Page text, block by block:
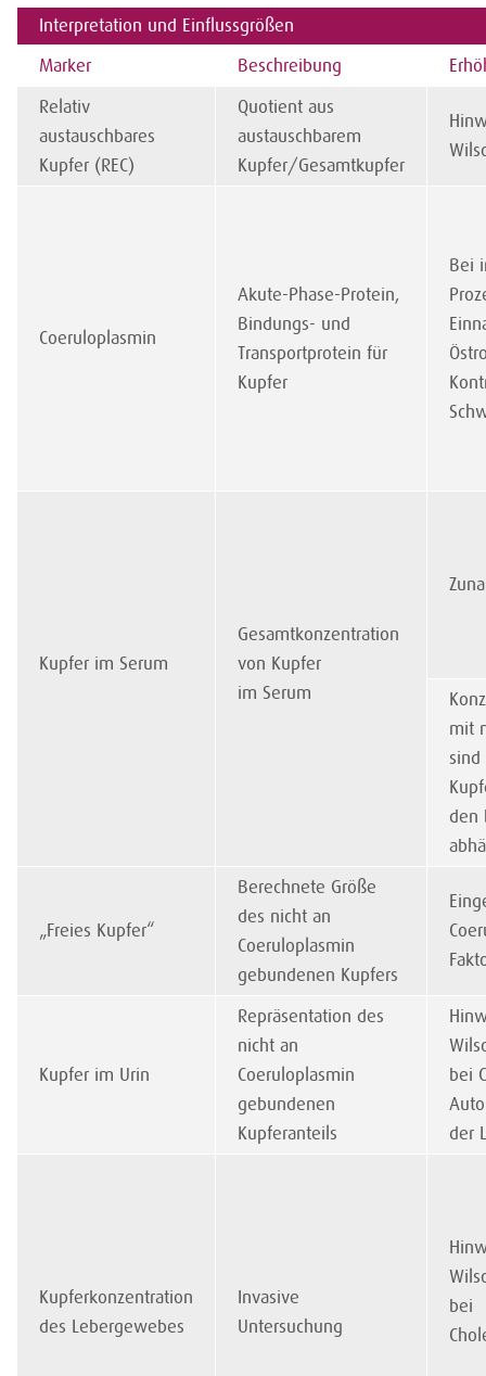
Interpretation und Einflussgrößen
Marker
Beschreibung
Relativ
austauschbares
Kupfer (REC)
Quotient aus
austauschbarem
Kupfer/Gesamtkupfer
Coeruloplasmin
Akute-Phase-Protein,
Bindungs- und
Transportprotein für
Kupfer
Bei
Kupfer im Serum
Gesamtkonzentration
von Kupfer
im Serum
mit
sind
den
„Freies Kupfer“
Berechnete Größe
des nicht an
Coeruloplasmin
gebundenen Kupfers
Kupfer im Urin
Repräsentation des
nicht an
Coeruloplasmin
gebundenen
Kupferanteils
bei
der
Kupferkonzentration
des Lebergewebes
Invasive
Untersuchung
bei